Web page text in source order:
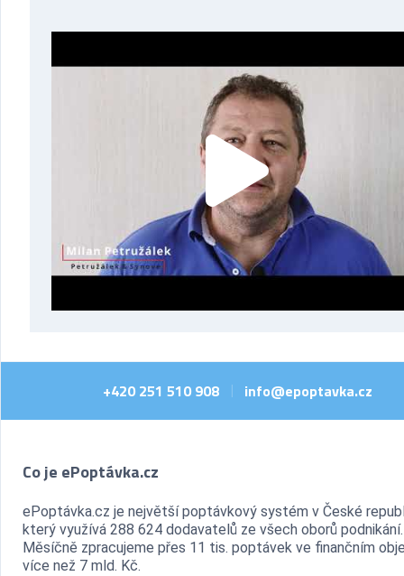
+420 251 510 908 info@epoptavka.cz
Co je ePoptávka.cz
ePoptávka.cz je největší poptávkový systém v České
který využívá 288 624 dodavatelů ze všech oborů podnikání.
Měsíčně zpracujeme přes 11 tis. poptávek ve finančním
více než 7 mld. Kč.